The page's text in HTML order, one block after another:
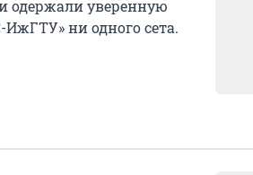
одержали уверенную
ни одного сета.